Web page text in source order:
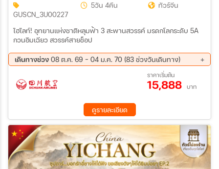
GUSCN_3U00227
5วัน 4คืน ทัวร์จีน
ไฮไลท์! อุทยานแห่งชาติหลุมฟ้า 3 สะพานสวรรค์ มรดกโลกระดับ 5A
กวนอิมเฉียว สวรรค์สายช็อป
เดินทางช่วง 08 ต.ค. 69 - 04 ม.ค. 70 (83 ช่วงวันเดินทาง)
09 ต.ค. 69 - 13 ต.ค. 69
10 ต.ค. 69 - 14 ต.ค. 69
11 ต.ค. 69 - 15 ต.ค. 69
12 ต.ค. 69 - 16 ต.ค. 69
13 ต.ค. 69 - 17 ต.ค. 69
15 ต.ค. 69 - 19 ต.ค. 69
17 ต.ค. 69 - 21 ต.ค. 69
18 ต.ค. 69 - 22 ต.ค. 69
19 ต.ค. 69 - 23 ต.ค. 69
20 ต.ค. 69 - 24 ต.ค. 69
21 ต.ค. 69 - 25 ต.ค. 69
22 ต.ค. 69 - 26 ต.ค. 69
23 ต.ค. 69 - 27 ต.ค. 69
24 ต.ค. 69 - 28 ต.ค. 69
25 ต.ค. 69 - 29 ต.ค. 69
28 ต.ค. 69 - 01 พ.ย. 69
29 ต.ค. 69 - 02 พ.ย. 69
ราคาเริ่มต้น
15,888 บาท
ดูรายละเอียด